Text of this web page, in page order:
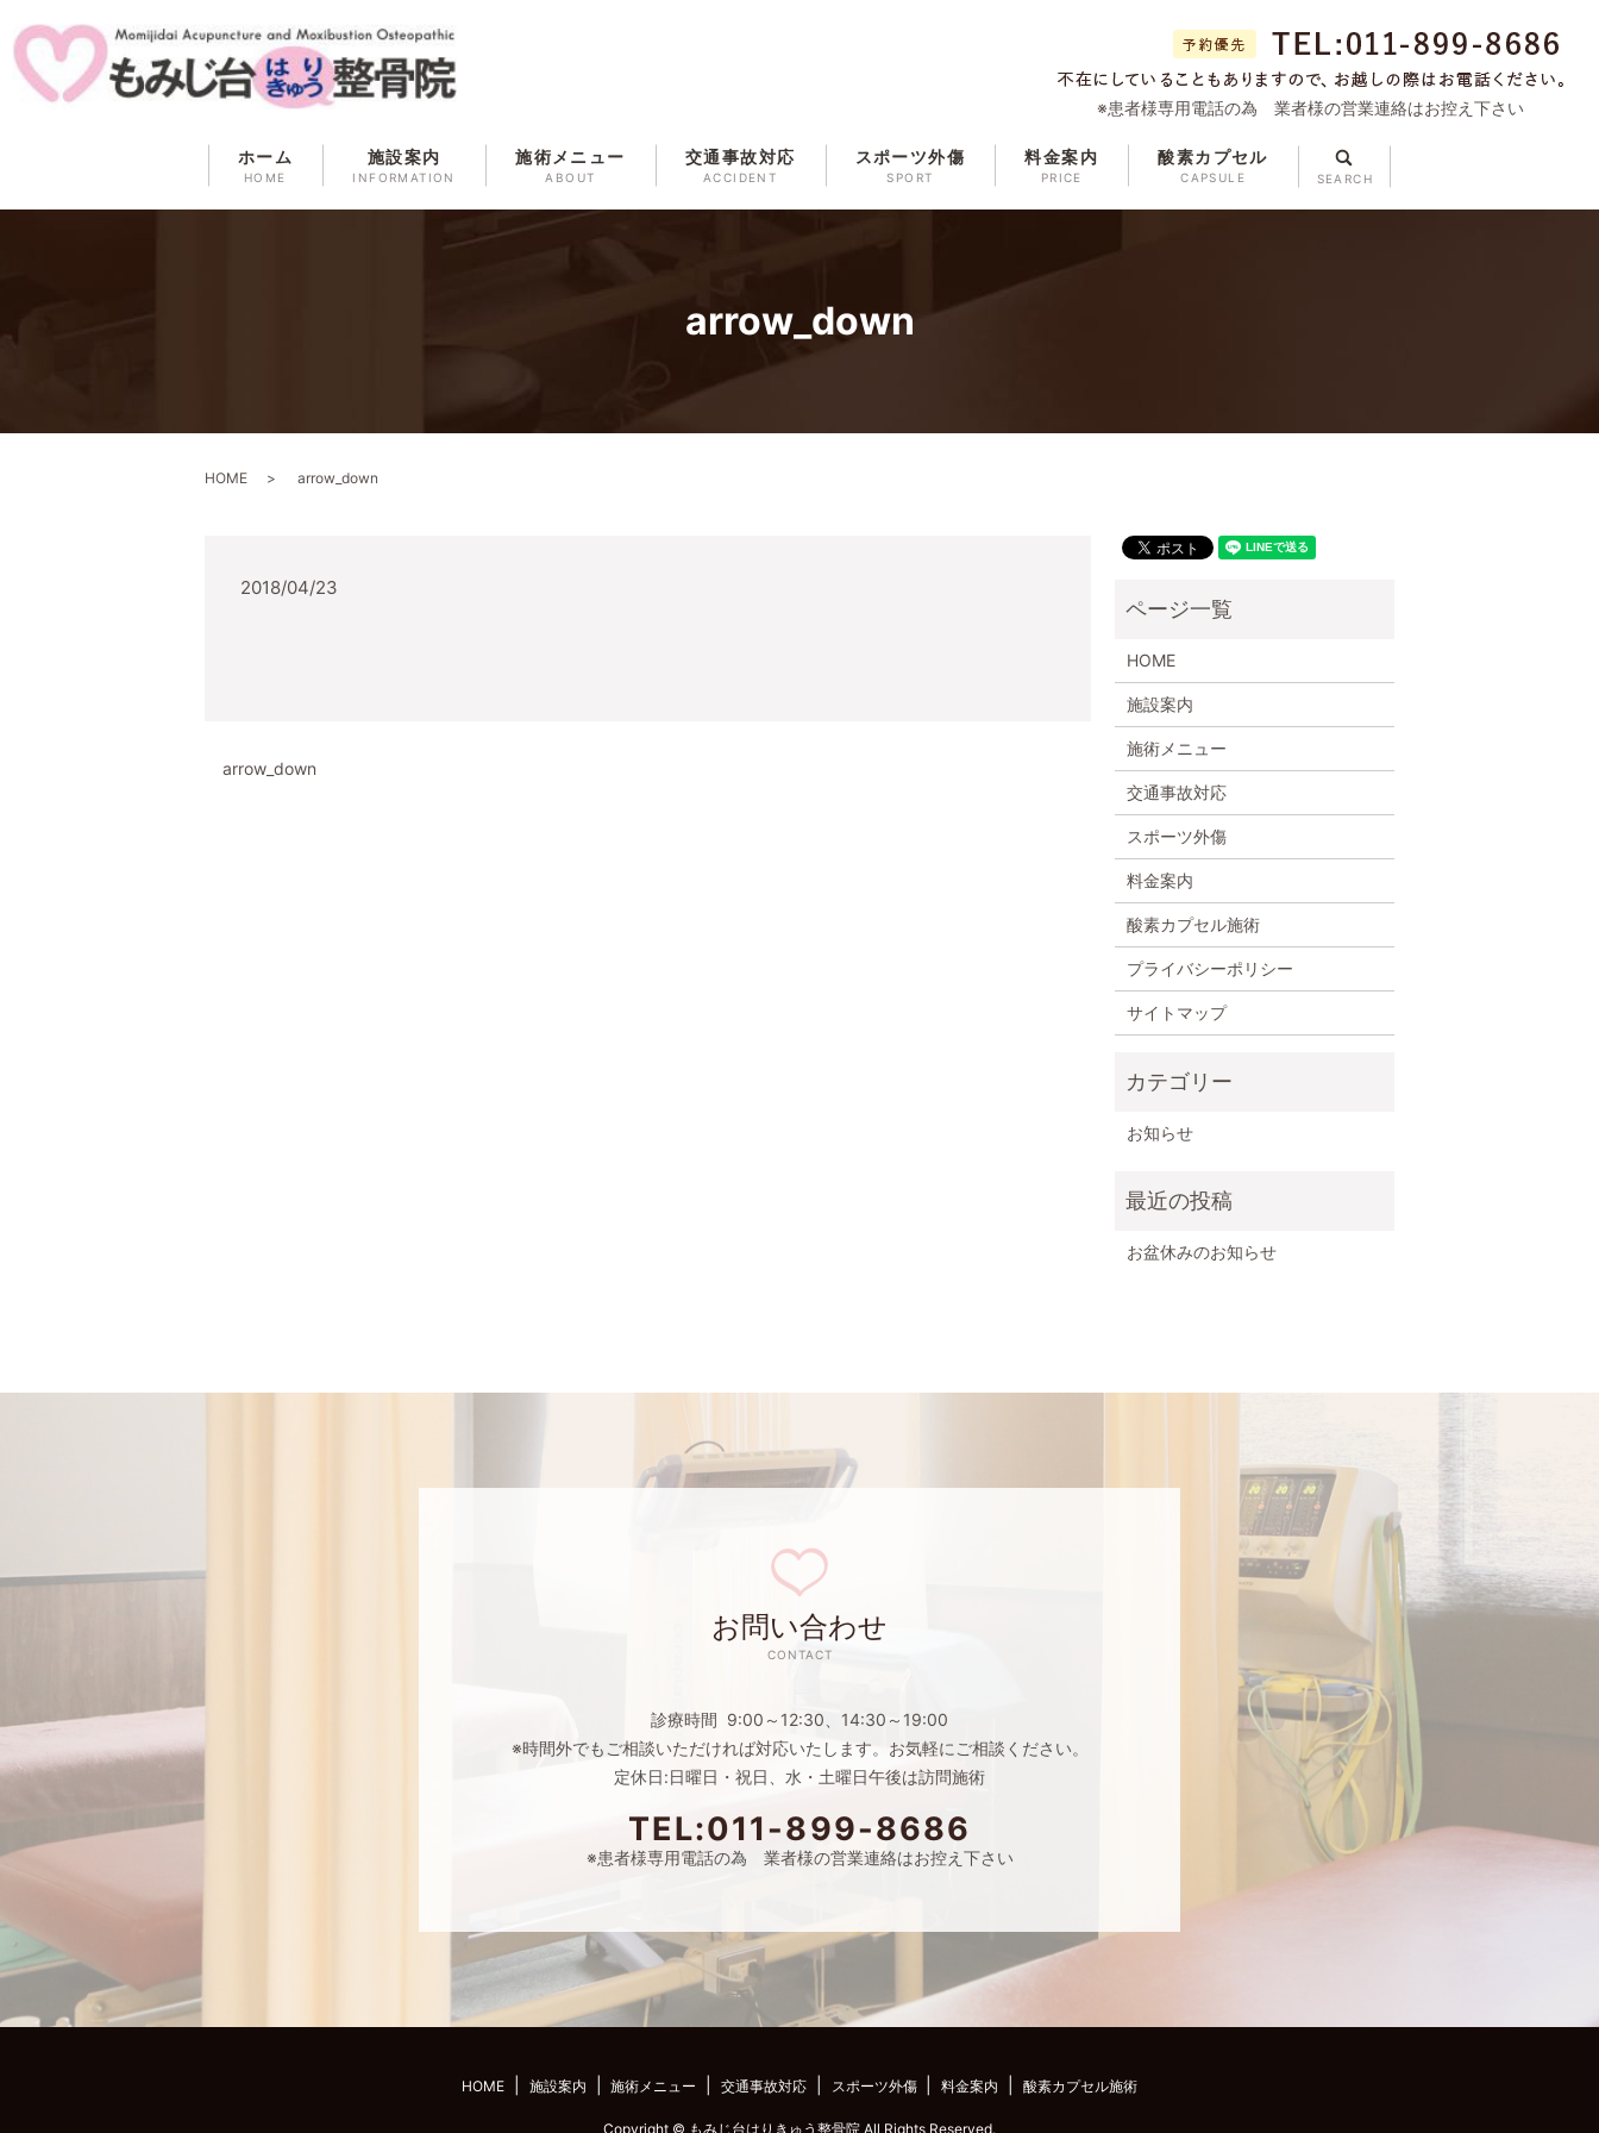
ホーム
HOME
施設案内
INFORMATION
施術メニュー
ABOUT
交通事故対応
ACCIDENT
スポーツ外傷
SPORT
料金案内
PRICE
酸素カプセル
CAPSULE
search
※患者様専用電話の為 業者様の営業連絡はお控え下さい
arrow_down
HOME arrow_down
2018/04/23
arrow_down
HOME
施設案内
施術メニュー
交通事故対応
スポーツ外傷
料金案内
酸素カプセル施術
プライバシーポリシー
サイトマップ
お知らせ
お盆休みのお知らせ
お問い合わせ
CONTACT
診療時間 9:00～12:30、14:30～19:00
※時間外でもご相談いただければ対応いたします。お気軽にご相談ください。
定休日:日曜日・祝日、水・土曜日午後は訪問施術
TEL:011-899-8686
※患者様専用電話の為 業者様の営業連絡はお控え下さい
HOME 施設案内 施術メニュー 交通事故対応 スポーツ外傷 料金案内 酸素カプセル施術
Copyright © もみじ台はりきゅう整骨院 All Rights Reserved.